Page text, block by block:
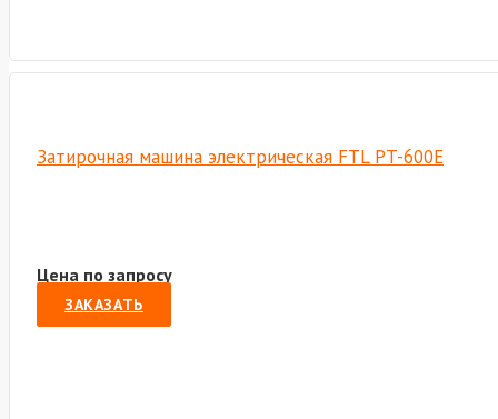
Затирочная машина электрическая FTL PT-600E
Цена по запросу
ЗАКАЗАТЬ